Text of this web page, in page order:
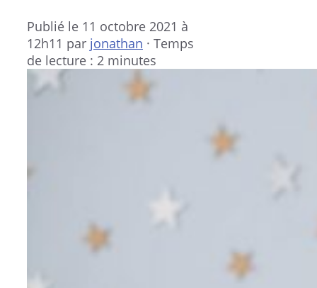
Publié le 11 octobre 2021 à
12h11 par jonathan · Temps
de lecture : 2 minutes